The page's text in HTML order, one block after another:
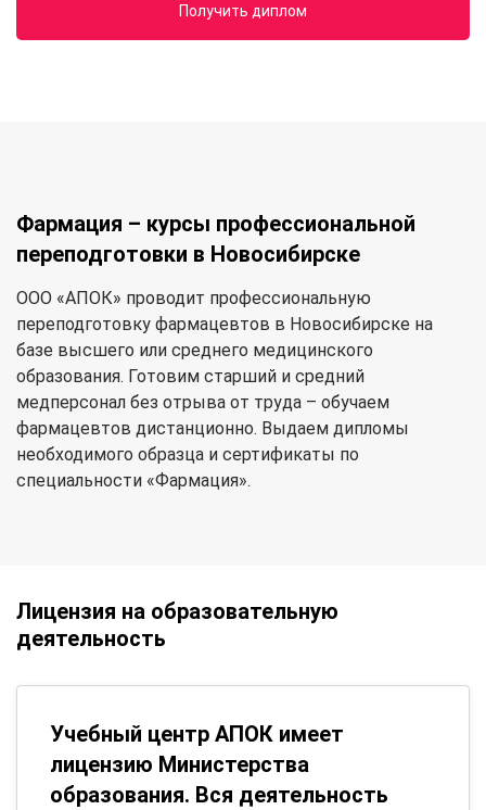
Получить диплом
Фармация – курсы профессиональной
переподготовки в Новосибирске
ООО «АПОК» проводит профессиональную
переподготовку фармацевтов в Новосибирске на
базе высшего или среднего медицинского
образования. Готовим старший и средний
медперсонал без отрыва от труда – обучаем
фармацевтов дистанционно. Выдаем дипломы
необходимого образца и сертификаты по
специальности «Фармация».
Лицензия на образовательную
деятельность
Учебный центр АПОК имеет
лицензию Министерства
образования. Вся деятельность